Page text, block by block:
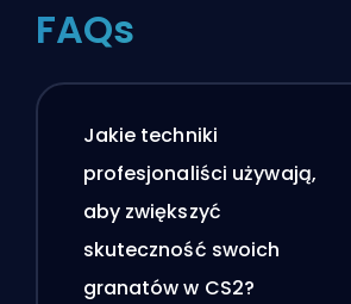
FAQs
Jakie techniki
profesjonaliści używają,
aby zwiększyć
skuteczność swoich
granatów w CS2?